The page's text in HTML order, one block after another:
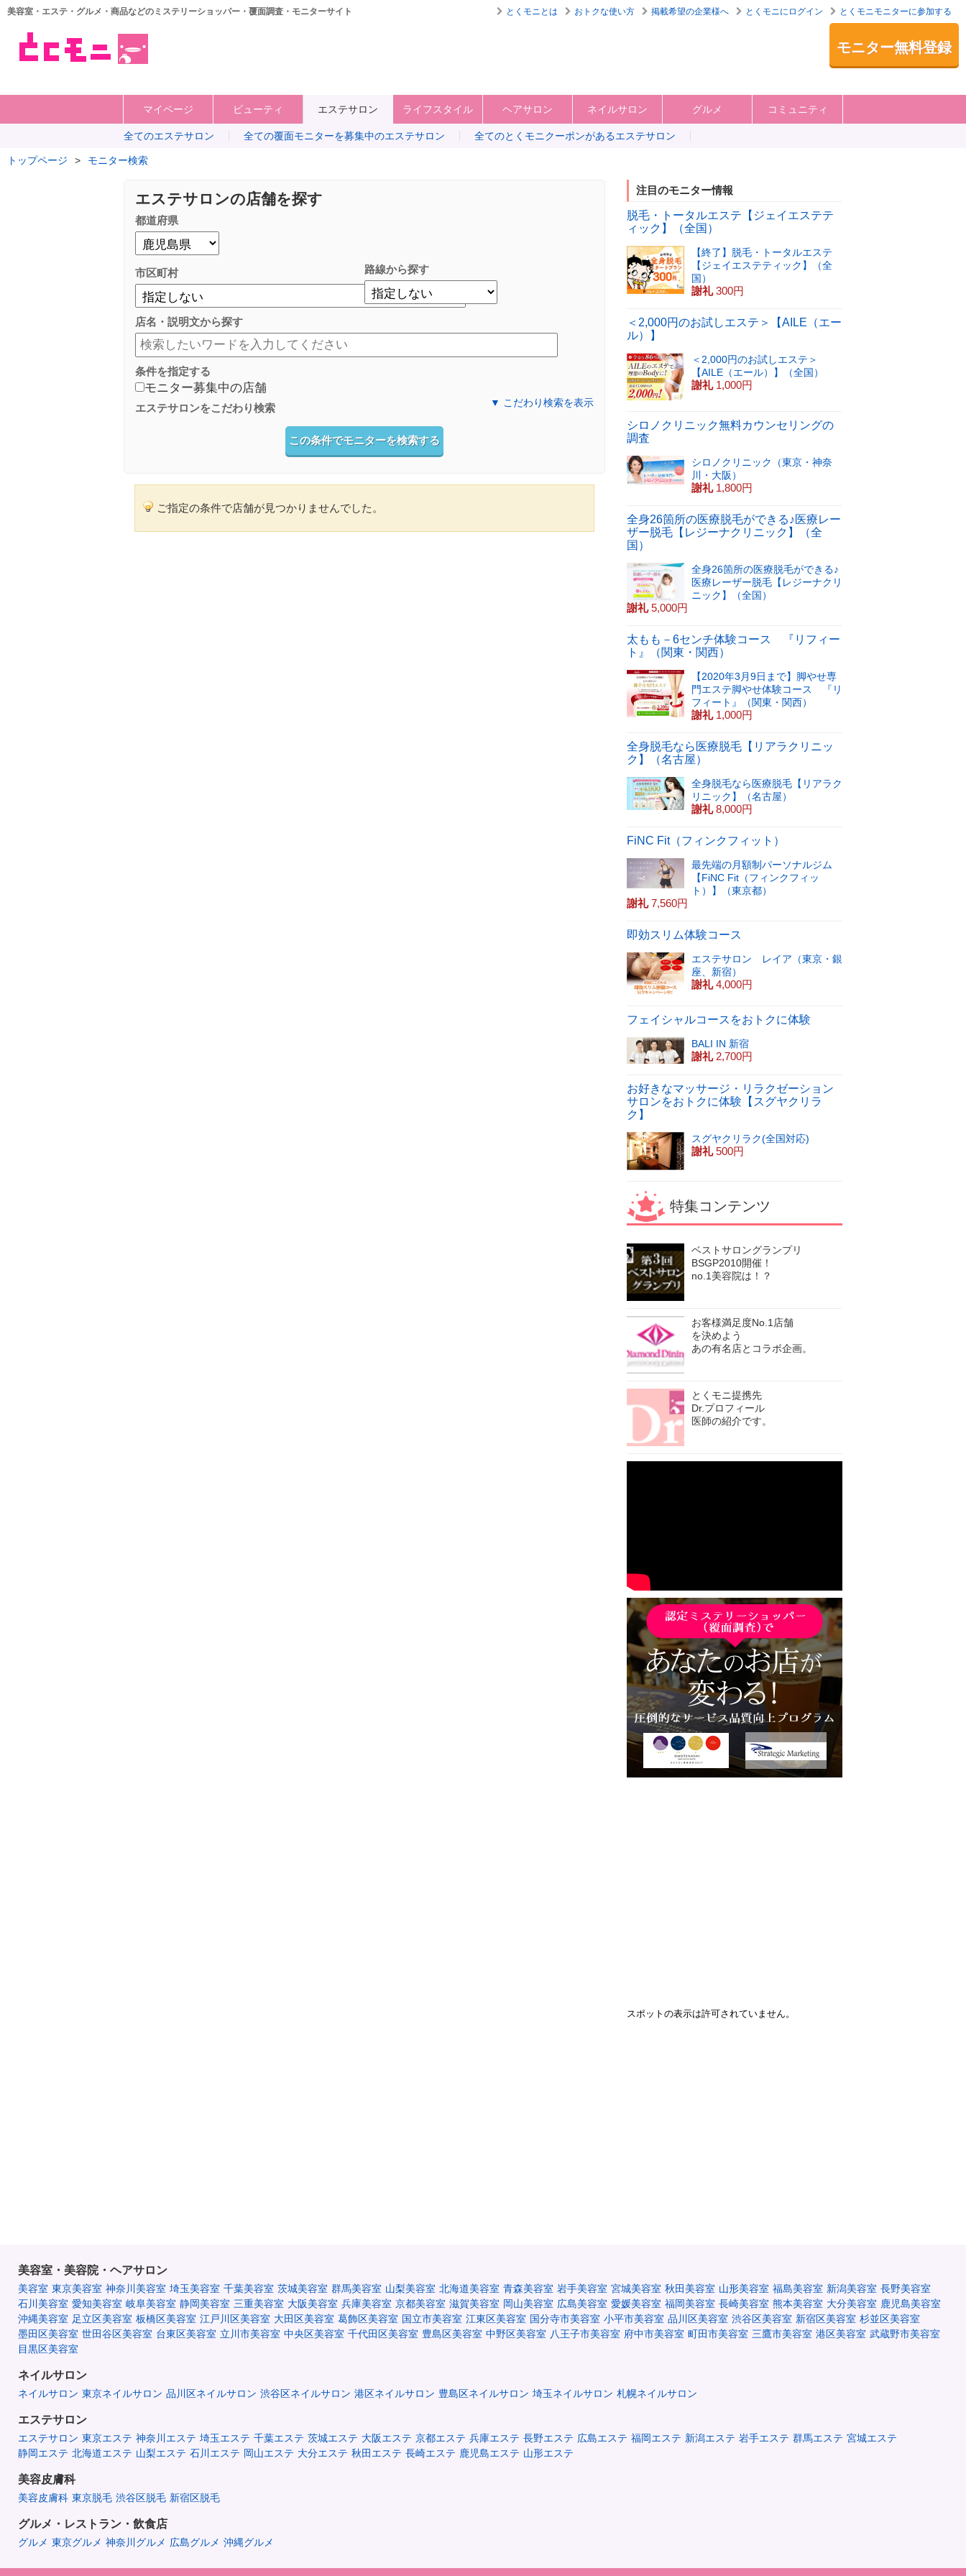
美容室・エステ・グルメ・商品などのミステリーショッパー・覆面調査・モニターサイト とくモニとは おトクな使い方 掲載希望の企業様へ とくモニにログイン とくモニモニターに参加する
モニター無料登録
マイページ ビューティ エステサロン ライフスタイル ヘアサロン ネイルサロン グルメ コミュニティ
全てのエステサロン 全ての覆面モニターを募集中のエステサロン 全てのとくモニクーポンがあるエステサロン
トップページ > モニター検索
エステサロンの店舗を探す
都道府県
市区町村 路線から探す
店名・説明文から探す
条件を指定する
モニター募集中の店舗
エステサロンをこだわり検索 ▼ こだわり検索を表示
この条件でモニターを検索する
ご指定の条件で店舗が見つかりませんでした。
注目のモニター情報
脱毛・トータルエステ【ジェイエステテ
ィック】（全国）
【終了】脱毛・トータルエステ
【ジェイエステティック】（全
国）
謝礼 300円
＜2,000円のお試しエステ＞【AILE（エー
ル）】
＜2,000円のお試しエステ＞
【AILE（エール）】（全国）
謝礼 1,000円
シロノクリニック無料カウンセリングの
調査
シロノクリニック（東京・神奈
川・大阪）
謝礼 1,800円
全身26箇所の医療脱毛ができる♪医療レー
ザー脱毛【レジーナクリニック】（全
国）
全身26箇所の医療脱毛ができる♪
医療レーザー脱毛【レジーナクリ
ニック】（全国）
謝礼 5,000円
太もも－6センチ体験コース 『リフィー
ト』（関東・関西）
【2020年3月9日まで】脚やせ専
門エステ脚やせ体験コース 『リ
フィート』（関東・関西）
謝礼 1,000円
全身脱毛なら医療脱毛【リアラクリニッ
ク】（名古屋）
全身脱毛なら医療脱毛【リアラク
リニック】（名古屋）
謝礼 8,000円
FiNC Fit（フィンクフィット）
最先端の月額制パーソナルジム
【FiNC Fit（フィンクフィッ
ト）】（東京都）
謝礼 7,560円
即効スリム体験コース
エステサロン レイア（東京・銀
座、新宿）
謝礼 4,000円
フェイシャルコースをおトクに体験
BALI IN 新宿
謝礼 2,700円
お好きなマッサージ・リラクゼーション
サロンをおトクに体験【スグヤクリラ
ク】
スグヤクリラク(全国対応)
謝礼 500円
特集コンテンツ
ベストサロングランプリ
BSGP2010開催！
no.1美容院は！？
お客様満足度No.1店舗
を決めよう
あの有名店とコラボ企画。
とくモニ提携先
Dr.プロフィール
医師の紹介です。
美容室・美容院・ヘアサロン
美容室 東京美容室 神奈川美容室 埼玉美容室 千葉美容室 茨城美容室 群馬美容室 山梨美容室 北海道美容室 青森美容室 岩手美容室 宮城美容室 秋田美容室 山形美容室 福島美容室 新潟美容室 長野美容室
石川美容室 愛知美容室 岐阜美容室 静岡美容室 三重美容室 大阪美容室 兵庫美容室 京都美容室 滋賀美容室 岡山美容室 広島美容室 愛媛美容室 福岡美容室 長崎美容室 熊本美容室 大分美容室 鹿児島美容室
沖縄美容室 足立区美容室 板橋区美容室 江戸川区美容室 大田区美容室 葛飾区美容室 国立市美容室 江東区美容室 国分寺市美容室 小平市美容室 品川区美容室 渋谷区美容室 新宿区美容室 杉並区美容室
墨田区美容室 世田谷区美容室 台東区美容室 立川市美容室 中央区美容室 千代田区美容室 豊島区美容室 中野区美容室 八王子市美容室 府中市美容室 町田市美容室 三鷹市美容室 港区美容室 武蔵野市美容室
目黒区美容室
ネイルサロン
ネイルサロン 東京ネイルサロン 品川区ネイルサロン 渋谷区ネイルサロン 港区ネイルサロン 豊島区ネイルサロン 埼玉ネイルサロン 札幌ネイルサロン
エステサロン
エステサロン 東京エステ 神奈川エステ 埼玉エステ 千葉エステ 茨城エステ 大阪エステ 京都エステ 兵庫エステ 長野エステ 広島エステ 福岡エステ 新潟エステ 岩手エステ 群馬エステ 宮城エステ
静岡エステ 北海道エステ 山梨エステ 石川エステ 岡山エステ 大分エステ 秋田エステ 長崎エステ 鹿児島エステ 山形エステ
美容皮膚科
美容皮膚科 東京脱毛 渋谷区脱毛 新宿区脱毛
グルメ・レストラン・飲食店
グルメ 東京グルメ 神奈川グルメ 広島グルメ 沖縄グルメ